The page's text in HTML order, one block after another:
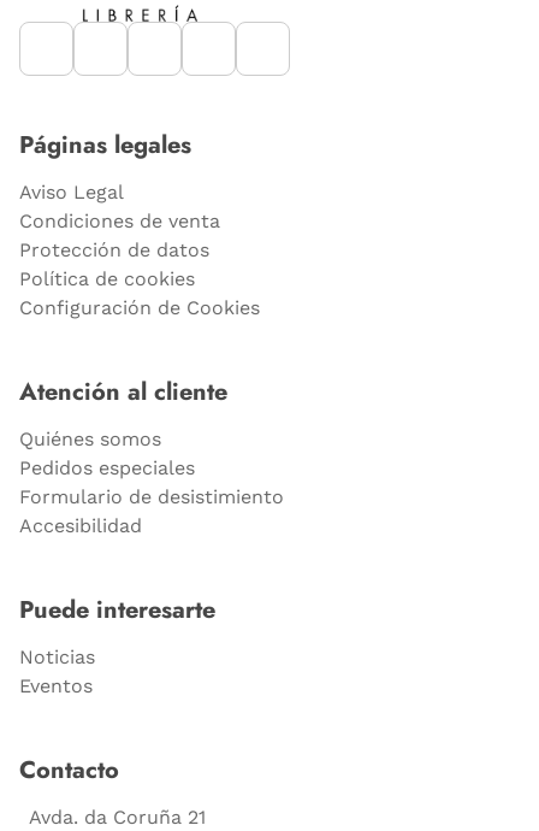
Páginas legales
Aviso Legal
Condiciones de venta
Protección de datos
Política de cookies
Configuración de Cookies
Atención al cliente
Quiénes somos
Pedidos especiales
Formulario de desistimiento
Accesibilidad
Puede interesarte
Noticias
Eventos
Contacto
Avda. da Coruña 21